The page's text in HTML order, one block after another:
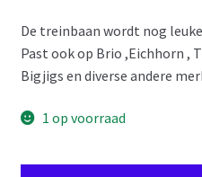
was:
€ 18,95.
is:
€
De treinbaan wordt nog
Past ook op Brio ,Eichhorn ,
Bigjigs en diverse andere
1 op voorraad